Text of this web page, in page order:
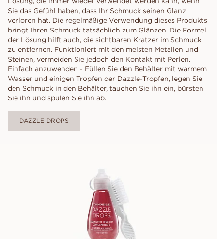
Sie das Gefühl haben, dass Ihr Schmuck seinen Glanz
verloren hat. Die regelmäßige Verwendung dieses Produkts
bringt Ihren Schmuck tatsächlich zum Glänzen. Die Formel
der Lösung hilft auch, die sichtbaren Kratzer im Schmuck
zu entfernen. Funktioniert mit den meisten Metallen und
Steinen, vermeiden Sie jedoch den Kontakt mit Perlen.
Einfach anzuwenden - Füllen Sie den Behälter mit warmem
Wasser und einigen Tropfen der Dazzle-Tropfen, legen Sie
den Schmuck in den Behälter, tauchen Sie ihn ein, bürsten
Sie ihn und spülen Sie ihn ab.
DAZZLE DROPS